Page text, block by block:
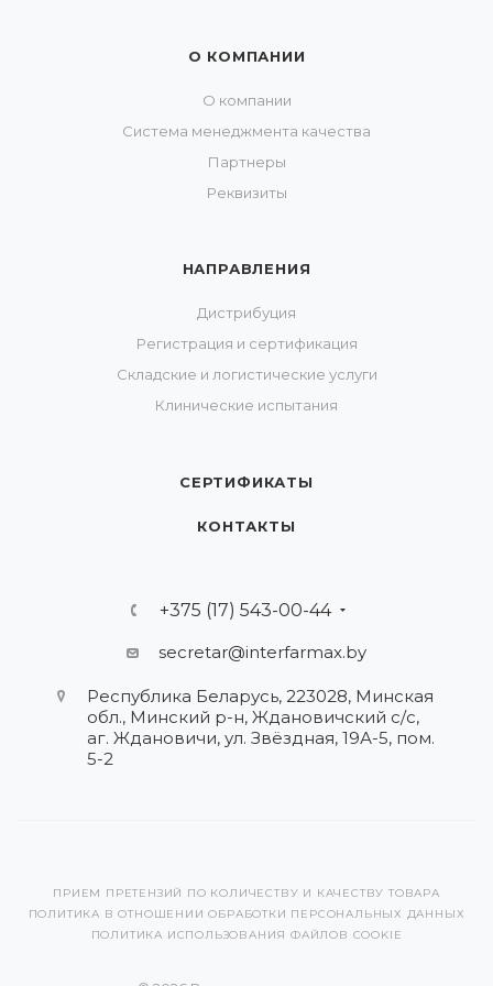
О КОМПАНИИ
О компании
Система менеджмента качества
Партнеры
Реквизиты
НАПРАВЛЕНИЯ
Дистрибуция
Регистрация и сертификация
Складские и логистические услуги
Клинические испытания
СЕРТИФИКАТЫ
КОНТАКТЫ
+375 (17) 543-00-44
secretar@interfarmax.by
Республика Беларусь, 223028, Минская
обл., Минский р-н, Ждановичский с/с,
аг. Ждановичи, ул. Звёздная, 19А-5, пом.
5-2
ПРИЕМ ПРЕТЕНЗИЙ ПО КОЛИЧЕСТВУ И КАЧЕСТВУ ТОВАРА
ПОЛИТИКА В ОТНОШЕНИИ ОБРАБОТКИ ПЕРСОНАЛЬНЫХ ДАННЫХ
ПОЛИТИКА ИСПОЛЬЗОВАНИЯ ФАЙЛОВ COOKIE